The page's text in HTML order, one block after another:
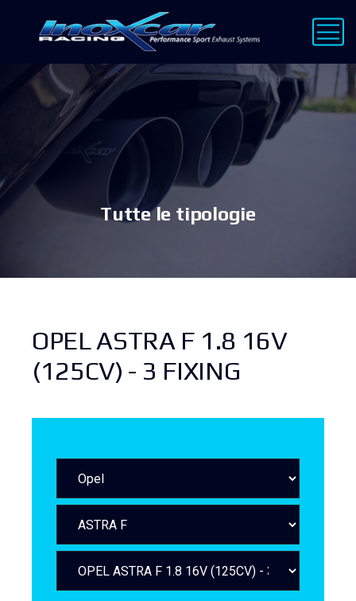
Tutte le tipologie
OPEL ASTRA F 1.8 16V
(125CV) - 3 FIXING